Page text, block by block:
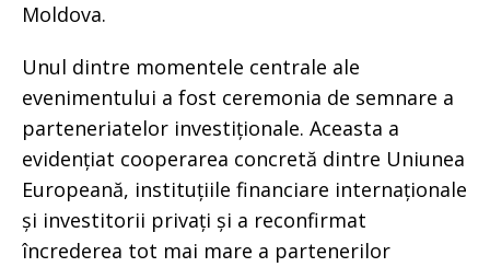
Moldova.
Unul dintre momentele centrale ale
evenimentului a fost ceremonia de semnare a
parteneriatelor investiționale. Aceasta a
evidențiat cooperarea concretă dintre Uniunea
Europeană, instituțiile financiare internaționale
și investitorii privați și a reconfirmat
încrederea tot mai mare a partenerilor